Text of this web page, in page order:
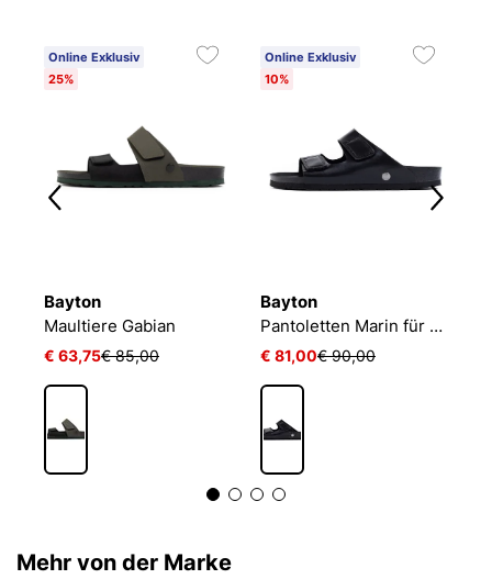
Online Exklusiv
25%
Bayton
Maultiere Gabian
€ 63,75€ 85,00
Online Exklusiv
10%
Bayton
Pantoletten Marin für Herren Schwarz
€ 81,00€ 90,00
Mehr von der Marke